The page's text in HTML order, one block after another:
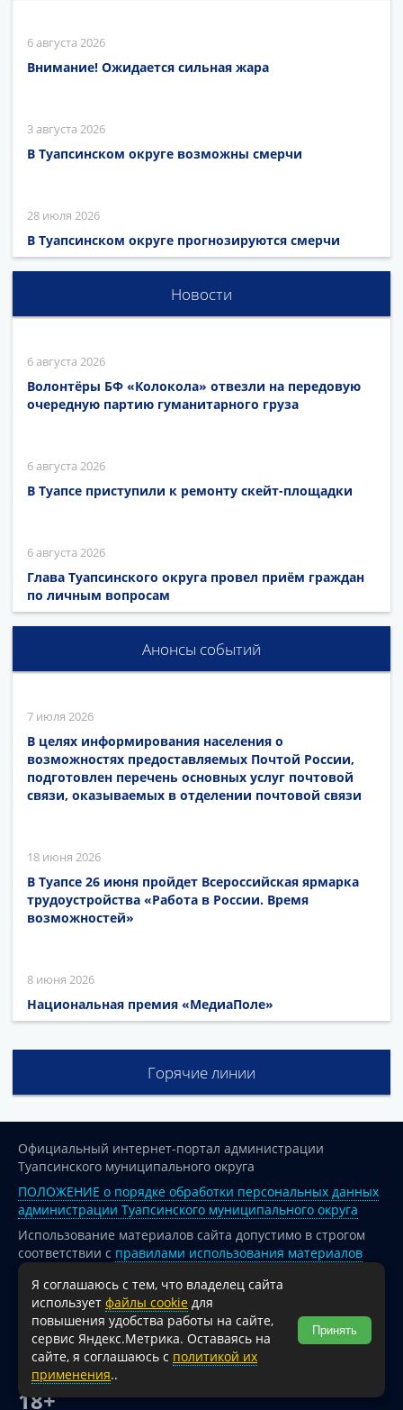
6 августа 2026
Внимание! Ожидается сильная жара
3 августа 2026
В Туапсинском округе возможны смерчи
28 июля 2026
В Туапсинском округе прогнозируются смерчи
Новости
6 августа 2026
Волонтёры БФ «Колокола» отвезли на передовую
очередную партию гуманитарного груза
6 августа 2026
В Туапсе приступили к ремонту скейт-площадки
6 августа 2026
Глава Туапсинского округа провел приём граждан
по личным вопросам
Анонсы событий
7 июля 2026
В целях информирования населения о
возможностях предоставляемых Почтой России,
подготовлен перечень основных услуг почтовой
связи, оказываемых в отделении почтовой связи
18 июня 2026
В Туапсе 26 июня пройдет Всероссийская ярмарка
трудоустройства «Работа в России. Время
возможностей»
8 июня 2026
Национальная премия «МедиаПоле»
Горячие линии
Официальный интернет-портал администрации
Туапсинского муниципального округа
ПОЛОЖЕНИЕ о порядке обработки персональных данных
администрации Туапсинского муниципального округа
Использование материалов сайта допустимо в строгом
соответствии с правилами использования материалов
опубликованных на сайте
При перепечатке и использовании информации ссылка
на источник обязательна.
Для сайтов и страниц сети Интернет обязательна
активная гиперссылка на официальный интернет-портал
администрации Туапсинского муниципального округа.
18+
Я соглашаюсь с тем, что владелец сайта
использует файлы cookie для
повышения удобства работы на сайте,
сервис Яндекс.Метрика. Оставаясь на
сайте, я соглашаюсь с политикой их
применения..
Принять